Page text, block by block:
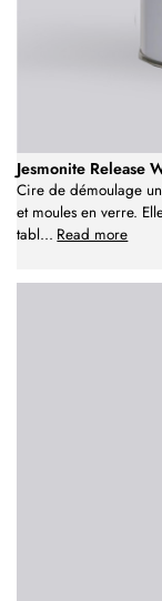
Jesmonite Release
Cire de démoulage
et moules en verre.
tabl... Read more